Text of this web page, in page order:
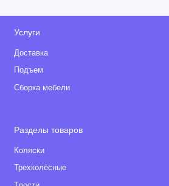
Услуги
Доставка
Подъем
Сборка мебели
Разделы товаров
Коляски
Трехколёсные